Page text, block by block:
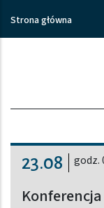
Ścieżka
Strona główna
23.08 godz.
Konferencja